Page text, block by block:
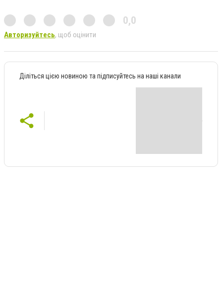
0,0
Авторизуйтесь, щоб оцінити
Діліться цією новиною та підписуйтесь на наші канали